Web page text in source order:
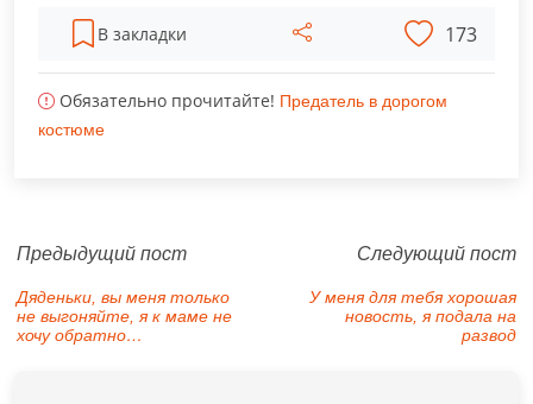
В закладки 173
Обязательно прочитайте! Предатель в дорогом
костюме
Предыдущий пост
Дяденьки, вы меня только
не выгоняйте, я к маме не
хочу обратно…
Следующий пост
У меня для тебя хорошая
новость, я подала на
развод